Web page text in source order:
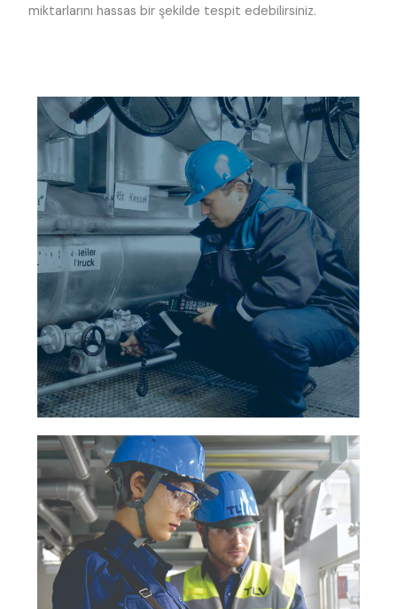
miktarlarını hassas bir şekilde tespit edebilirsiniz.